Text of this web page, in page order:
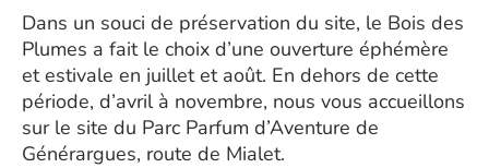
Dans un souci de préservation du site, le Bois des
Plumes a fait le choix d’une ouverture éphémère
et estivale en juillet et août. En dehors de cette
période, d’avril à novembre, nous vous accueillons
sur le site du Parc Parfum d’Aventure de
Générargues, route de Mialet.